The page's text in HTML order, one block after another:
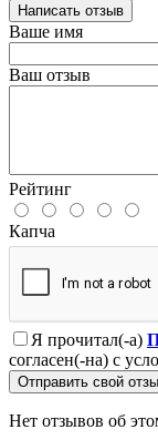
Написать отзыв
Ваше имя
Ваш отзыв
Рейтинг
Капча
Я прочитал(-а)
согласен(-на) с
Отправить свой
Нет отзывов об